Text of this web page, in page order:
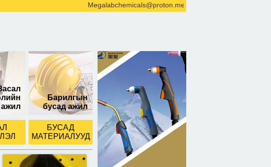
Megalabchemicals@proton.me Where to buy GBL online
ажил
Барилгын
бусад ажил
БУСАД
МАТЕРИАЛУУД
Битум /замын хар/ 1л
савлагаатай